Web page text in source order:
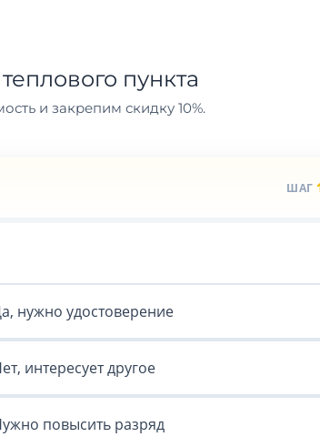
пункта
и закрепим скидку 10%.
ШАГ
нужно удостоверение
интересует другое
повысить разряд